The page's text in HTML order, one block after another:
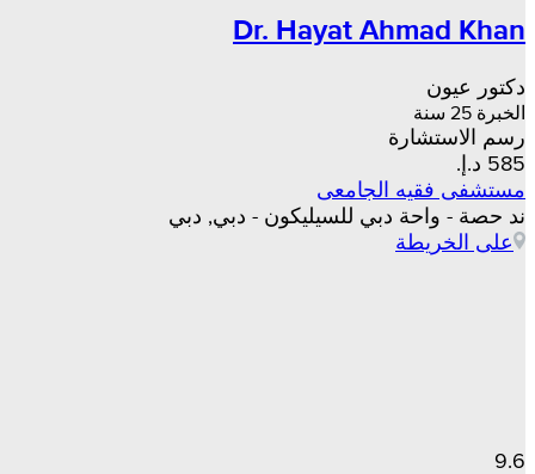
Dr. Hayat Ahmad Khan
دكتور عيون
الخبرة 25 سنة
رسم الاستشارة
مستشفى فقيه الجامعى
ند حصة - واحة دبي للسيليكون - دبي, دبي
على الخريطة
9.6